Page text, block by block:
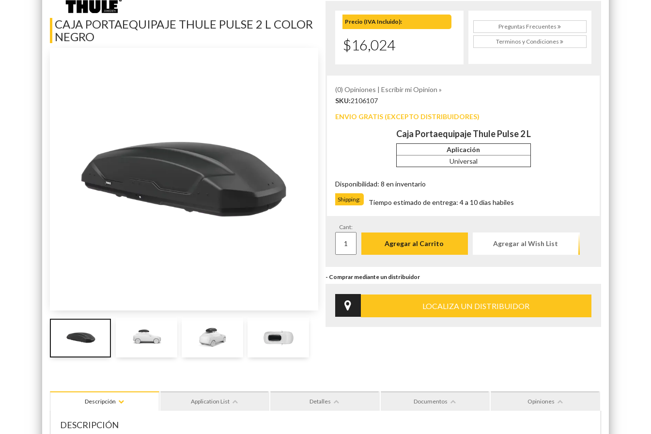
CAJA PORTAEQUIPAJE THULE PULSE 2 L COLOR
NEGRO
Precio (IVA Incluido):
$16,024
Preguntas Frecuentes
Terminos y Condiciones
(0) Opiniones | Escribir mi Opinion »
SKU:2106107
ENVIO GRATIS (EXCEPTO DISTRIBUIDORES)
Caja Portaequipaje Thule Pulse 2 L
Aplicación
Universal
Disponibilidad: 8 en inventario
Shipping: Tiempo estimado de entrega: 4 a 10 dias habiles
Cant:
Agregar al Carrito Agregar al Wish List
LOCALIZA UN DISTRIBUIDOR
Descripción Application List Detalles Documentos Opiniones
DESCRIPCIÓN